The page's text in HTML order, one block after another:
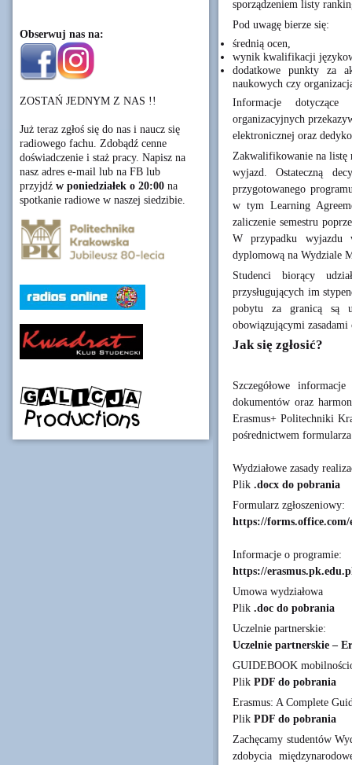
Obserwuj nas na:
ZOSTAŃ JEDNYM Z NAS !!
Już teraz zgłoś się do nas i naucz się
radiowego fachu. Zdobądź cenne
doświadczenie i staż pracy. Napisz na
nasz adres e-mail lub na FB lub
przyjdź w poniedziałek o 20:00 na
spotkanie radiowe w naszej siedzibie.
sporządzeniem listy
Pod uwagę bierze się:
średnią ocen,
wynik kwalifikacji
dodatkowe punkty za
naukowych czy
Informacje
organizacyjnych
elektronicznej oraz
Zakwalifikowanie na listę
wyjazd. Ostateczną
przygotowanego
w tym Learning
zaliczenie semestru
W przypadku wyjazdu
dyplomową na Wydziale
Studenci biorący
przysługujących im
pobytu za granicą są
obowiązującymi
Jak się zgłosić?
Szczegółowe
dokumentów oraz
Erasmus+ Politechniki
pośrednictwem
Wydziałowe zasady
Plik .docx do pobrania
Formularz zgłoszeniowy:
https://
Informacje o programie:
https://
Umowa wydziałowa
Plik .doc do pobrania
Uczelnie partnerskie:
Uczelnie partnerskie –
GUIDEBOOK
Plik PDF do pobrania
Erasmus: A Complete
Plik PDF do pobrania
Zachęcamy studentów
zdobycia